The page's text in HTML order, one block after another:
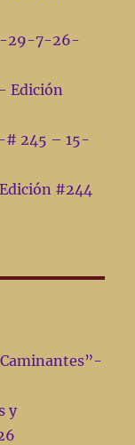
-29-7-26-
Edición
# 245 – 15-
#244
Caminantes”-
y